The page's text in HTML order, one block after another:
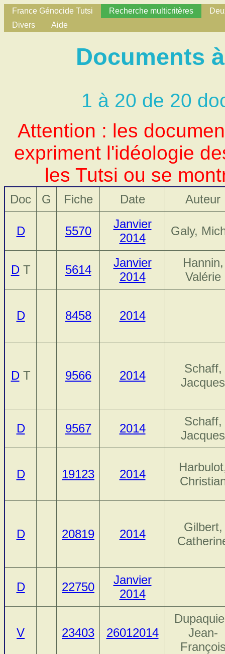
France Génocide Tutsi Recherche multicritères
Divers
Aide
Documents
1 à 20 de 20
Attention : les
expriment l'idéologie
les Tutsi ou se
Doc G Fiche Date Auteur
D 5570
Janvier
2014
Galy,
DT 5614
Janvier
2014
Hannin,
Valérie
D 8458 2014
DT 9566 2014
Schaff,
Jacques
D 9567 2014
Schaff,
Jacques
D 19123 2014
D 20819 2014
Gilbert,
D 22750
Janvier
2014
V 23403 26012014
Jean-